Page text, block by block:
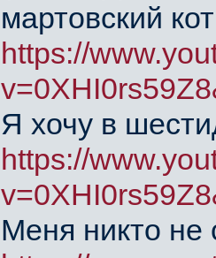
мартовский кот
https://
Я хочу в
https://
Меня никто